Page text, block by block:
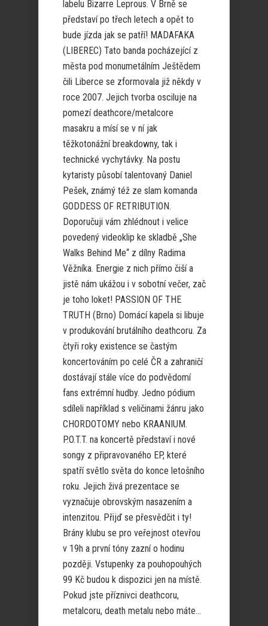
labelu Bizarre Leprous. V Brně se
představí po třech letech a opět to
bude jízda jak se patří! MADAFAKA
(LIBEREC) Tato banda pocházející z
města pod monumetálním Ještědem
čili Liberce se zformovala již někdy v
roce 2007. Jejich tvorba osciluje na
pomezí deathcore/metalcore
masakru a mísí se v ní jak
těžkotonážní breakdowny, tak i
technické vychytávky. Na postu
kytaristy působí talentovaný Daniel
Pešek, známý též ze slam komanda
GODDESS OF RETRIBUTION.
Doporučuji vám zhlédnout i velice
povedený videoklip ke skladbě „She
Walks Behind Me“ z dílny Radima
Věžníka. Energie z nich přímo čiší a
jistě nám ukážou i v sobotní večer, zač
je toho loket! PASSION OF THE
TRUTH (Brno) Domácí kapela si libuje
v produkování brutálního deathcoru. Za
čtyři roky existence se častým
koncertováním po celé ČR a zahraničí
dostávají stále více do podvědomí
fans extrémní hudby. Jedno pódium
sdíleli například s veličinami žánru jako
CHORDOTOMY nebo KRAANIUM.
P.O.T.T. na koncertě představí i nové
songy z připravovaného EP, které
spatří světlo světa do konce letošního
roku. Jejich živá prezentace se
vyznačuje obrovským nasazením a
intenzitou. Přijď se přesvědčit i ty!
Brány klubu se pro veřejnost otevřou
v 19h a první tóny zazní o hodinu
později. Vstupenky za pouhopouhých
99 Kč budou k dispozici jen na místě.
Pokud jste příznivci deathcoru,
metalcoru, death metalu nebo máte...